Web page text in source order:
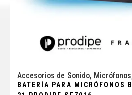
Accesorios de Sonido, Micrófonos
BATERÍA PARA MICRÓFONOS